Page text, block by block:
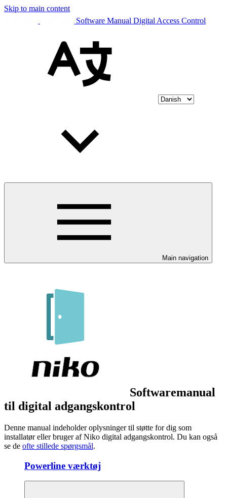
Skip to main content
Software Manual Digital Access Control
Main navigation
Softwaremanual
til digital adgangskontrol
Denne manual indeholder oplysninger til støtte for dig som
installatør eller bruger af Niko digital adgangskontrol. Du kan også
se de ofte stillede spørgsmål.
Powerline værktøj